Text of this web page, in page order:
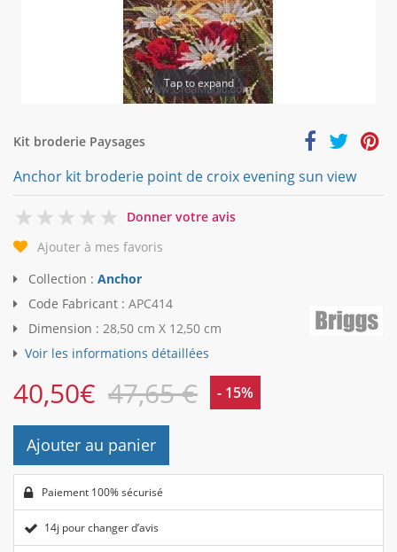
Tap to expand
Kit broderie Paysages
Anchor kit broderie point de croix evening sun view
0
Donner votre avis
Ajouter à mes favoris
Collection : Anchor
Code Fabricant : APC414
Dimension : 28,50 cm X 12,50 cm
Voir les informations détaillées
40,50€ 47,65 € - 15%
Ajouter au panier
Paiement 100% sécurisé
14j pour changer d’avis